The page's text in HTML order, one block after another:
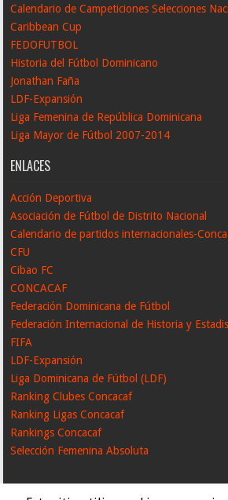
Calendario de Campeticiones Selecciones
Caribbean Cup
FEDOFUTBOL
Historia del Fútbol Dominicano
Jonathan Faña
LDF-Expansión
Liga Femenina de República Dominicana
Liga Mayor de Fútbol 2007-2014
ENLACES
Acción Deportiva
Asociación de Fútbol de Distrito Nacional
Calendario de partidos internacionales-
CFU
Cibao FC
CONCACAF
Federación Dominicana de Fútbol
Federación Internacional de Historia y
FIFA
LDF-Expansión
Liga Dominicana de Fútbol (LDF)
Ranking Clubes Concacaf
Ranking Ligas Concacaf
Rankings Concacaf
Selección Femenina Absoluta